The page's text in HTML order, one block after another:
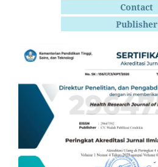
Contact
Publisher